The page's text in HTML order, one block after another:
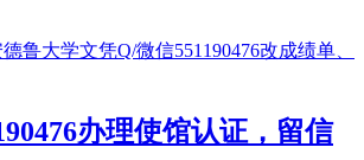
办理使馆认证，留信